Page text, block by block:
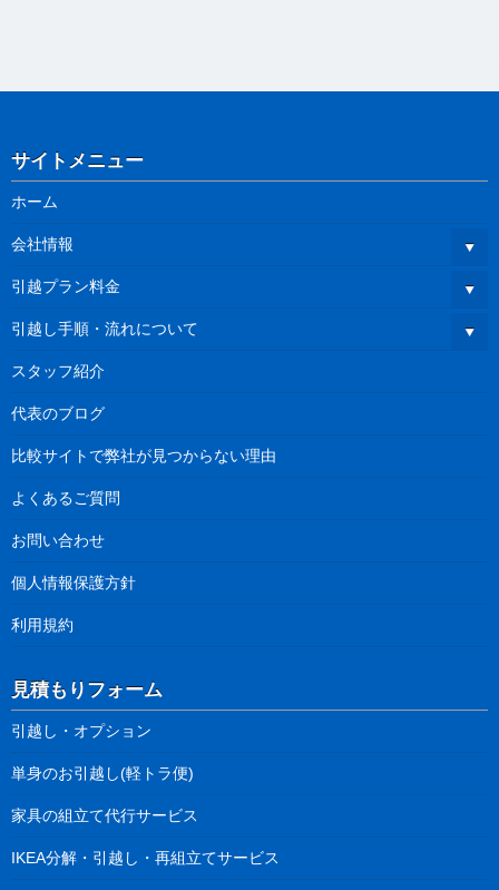
サイトメニュー
ホーム
会社情報
引越プラン料金
引越し手順・流れについて
スタッフ紹介
代表のブログ
比較サイトで弊社が見つからない理由
よくあるご質問
お問い合わせ
個人情報保護方針
利用規約
見積もりフォーム
引越し・オプション
単身のお引越し(軽トラ便)
家具の組立て代行サービス
IKEA分解・引越し・再組立てサービス